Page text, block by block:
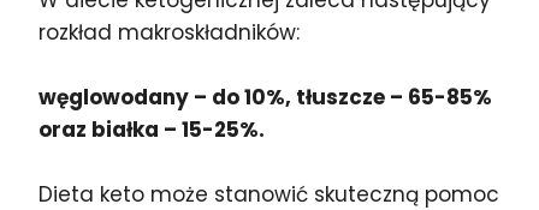
rozkład makroskładników:
węglowodany – do 10%, tłuszcze – 65-85%
oraz białka – 15-25%.
Dieta keto może stanowić skuteczną pomoc